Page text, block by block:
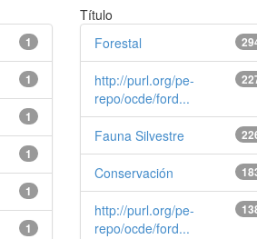
1
1
1
1
1
1
Título
Forestal
http://purl.org/pe-
repo/ocde/ford...
Fauna Silvestre
Conservación
http://purl.org/pe-
repo/ocde/ford...